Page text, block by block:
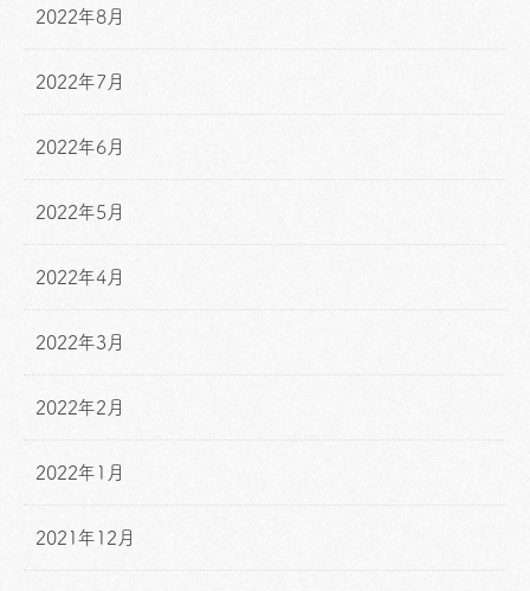
2022年8月
2022年7月
2022年6月
2022年5月
2022年4月
2022年3月
2022年2月
2022年1月
2021年12月